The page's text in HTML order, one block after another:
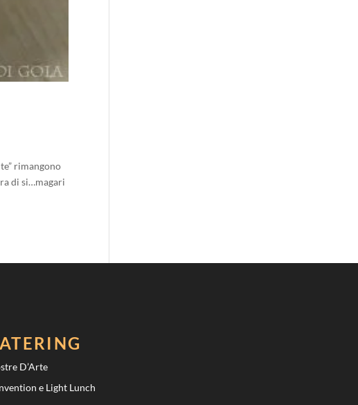
rimangono
di si…magari
D’Arte
e Light Lunch